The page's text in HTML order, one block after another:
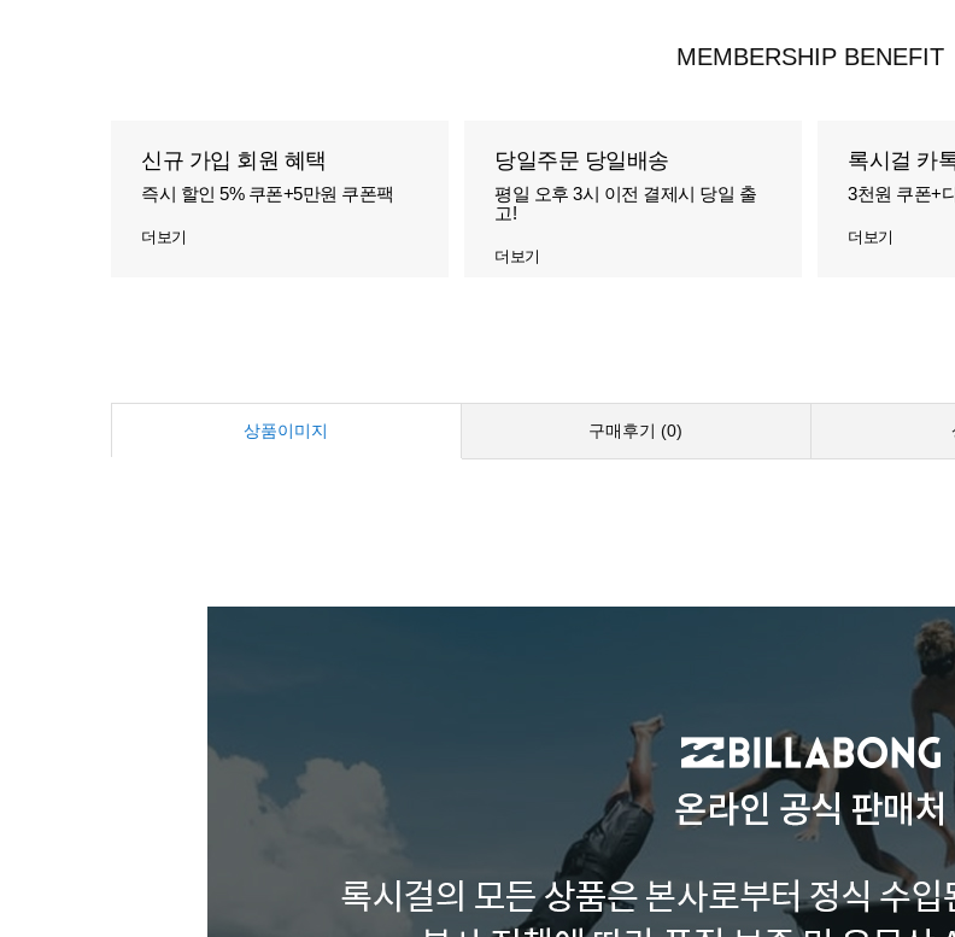
MEMBERSHIP BENEFIT
신규 가입 회원 혜택
즉시 할인 5% 쿠폰+5만원 쿠폰팩
더보기
당일주문 당일배송
평일 오후 3시 이전 결제시 당일 출
고!
더보기
록시걸 카
3천원 쿠폰+
더보기
상품이미지 구매후기 (0)